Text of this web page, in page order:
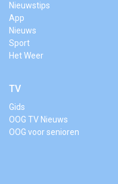
Nieuwstips
App
Nieuws
Sport
Het Weer
TV
Gids
OOG TV Nieuws
OOG voor senioren